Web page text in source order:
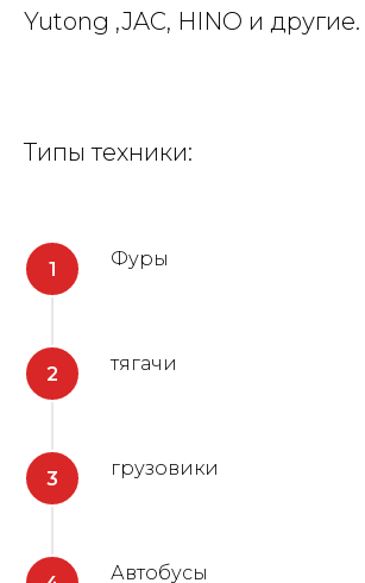
Yutong ,JAC, HINO и другие.
Типы техники:
Фуры
тягачи
грузовики
Автобусы